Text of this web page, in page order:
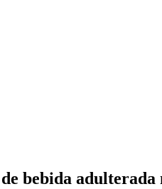
bebida